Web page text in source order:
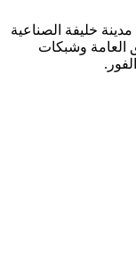
خليفة الصناعية
وشبكات